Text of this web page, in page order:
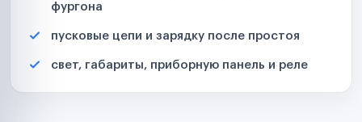
фургона
пусковые цепи и зарядку после простоя
свет, габариты, приборную панель и реле